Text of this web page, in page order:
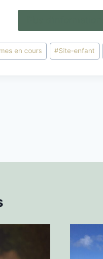
en cours #Site-enfant